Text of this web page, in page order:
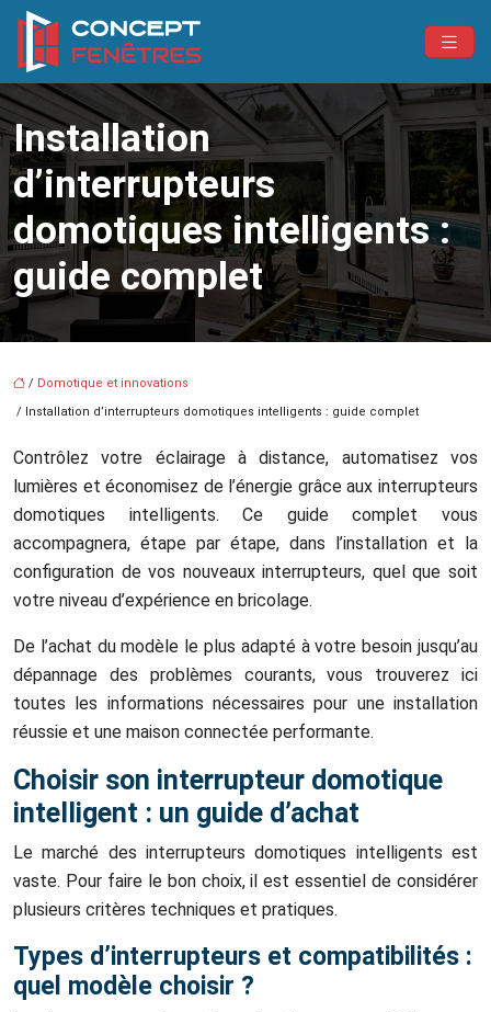
Installation
d’interrupteurs
domotiques intelligents :
guide complet
/ Domotique et innovations
/ Installation d’interrupteurs domotiques intelligents : guide complet
Contrôlez votre éclairage à distance, automatisez vos
lumières et économisez de l’énergie grâce aux interrupteurs
domotiques intelligents. Ce guide complet vous
accompagnera, étape par étape, dans l’installation et la
configuration de vos nouveaux interrupteurs, quel que soit
votre niveau d’expérience en bricolage.
De l’achat du modèle le plus adapté à votre besoin jusqu’au
dépannage des problèmes courants, vous trouverez ici
toutes les informations nécessaires pour une installation
réussie et une maison connectée performante.
Choisir son interrupteur domotique
intelligent : un guide d’achat
Le marché des interrupteurs domotiques intelligents est
vaste. Pour faire le bon choix, il est essentiel de considérer
plusieurs critères techniques et pratiques.
Types d’interrupteurs et compatibilités :
quel modèle choisir ?